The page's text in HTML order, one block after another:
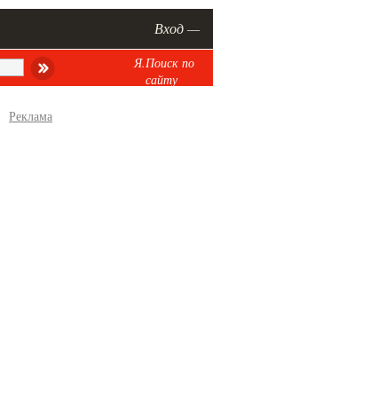
Вход —
Я.Поиск по
сайту
Реклама